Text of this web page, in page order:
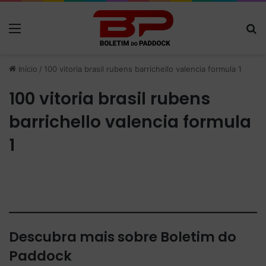
Início / 100 vitoria brasil rubens barrichello valencia formula 1
100 vitoria brasil rubens
barrichello valencia formula
1
Descubra mais sobre Boletim do
Paddock